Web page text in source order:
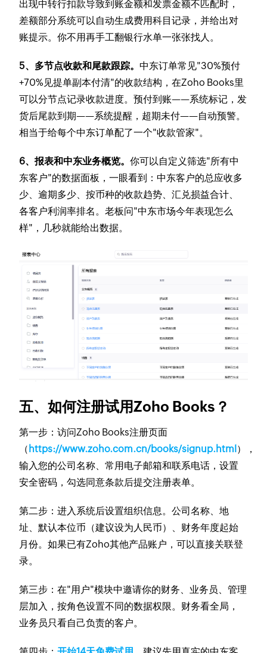
出现中转行扣款导致到账金额和发票金额不匹配时，
差额部分系统可以自动生成费用科目记录，并给出对
账提示。你不用再手工翻银行水单一张张找人。
5、多节点收款和尾款跟踪。中东订单常见"30%预付
+70%见提单副本付清"的收款结构，在Zoho Books里
可以分节点记录收款进度。预付到账——系统标记，发
货后尾款到期——系统提醒，超期未付——自动预警。
相当于给每个中东订单配了一个"收款管家"。
6、报表和中东业务概览。你可以自定义筛选"所有中
东客户"的数据面板，一眼看到：中东客户的总应收多
少、逾期多少、按币种的收款趋势、汇兑损益合计、
各客户利润率排名。老板问"中东市场今年表现怎么
样"，几秒就能给出数据。
五、如何注册试用Zoho Books？
第一步：访问Zoho Books注册页面
（ https://www.zoho.com.cn/books/signup.html ），
输入您的公司名称、常用电子邮箱和联系电话，设置
安全密码，勾选同意条款后提交注册表单。
第二步：进入系统后设置组织信息。公司名称、地
址、默认本位币（建议设为人民币）、财务年度起始
月份。如果已有Zoho其他产品账户，可以直接关联登
录。
第三步：在"用户"模块中邀请你的财务、业务员、管理
层加入，按角色设置不同的数据权限。财务看全局，
业务员只看自己负责的客户。